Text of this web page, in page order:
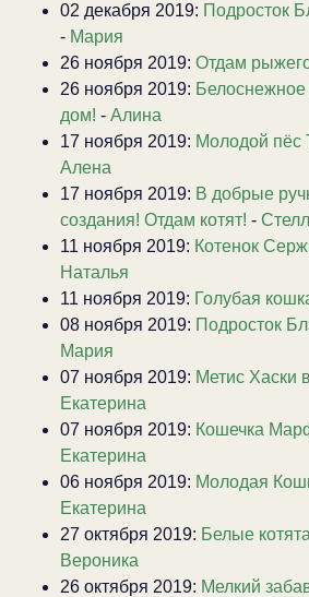
02 декабря 2019: Подросток
- Мария
26 ноября 2019: Отдам
26 ноября 2019:
дом! - Алина
17 ноября 2019: Молодой пёс
Алена
17 ноября 2019: В добрые
создания! Отдам котят! -
11 ноября 2019: Котенок
Наталья
11 ноября 2019: Голубая
08 ноября 2019: Подросток
Мария
07 ноября 2019: Метис Хаски
Екатерина
07 ноября 2019: Кошечка
Екатерина
06 ноября 2019: Молодая
Екатерина
27 октября 2019: Белые
Вероника
26 октября 2019: Мелкий